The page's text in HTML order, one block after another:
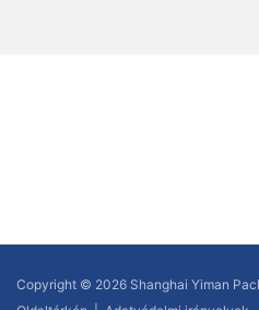
Copyright © 2026 Shanghai Yiman